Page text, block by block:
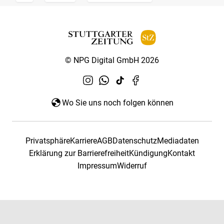
© NPG Digital GmbH 2026
Wo Sie uns noch folgen können
PrivatsphäreKarriereAGBDatenschutzMediadaten
Erklärung zur BarrierefreiheitKündigungKontakt
ImpressumWiderruf